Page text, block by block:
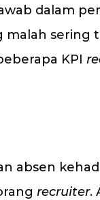
dalam
malah sering
KPI
absen
recruiter.